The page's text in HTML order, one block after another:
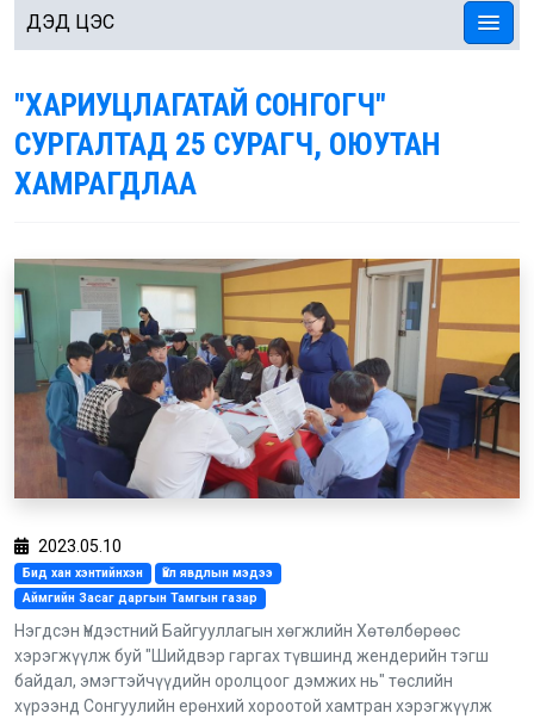
ДЭД ЦЭС
"ХАРИУЦЛАГАТАЙ СОНГОГЧ"
СУРГАЛТАД 25 СУРАГЧ, ОЮУТАН
ХАМРАГДЛАА
2023.05.10
Бид хан хэнтийнхэн
Үйл явдлын мэдээ
Аймгийн Засаг даргын Тамгын газар
Нэгдсэн Үндэстний Байгууллагын хөгжлийн Хөтөлбөрөөс
хэрэгжүүлж буй "Шийдвэр гаргах түвшинд жендерийн тэгш
байдал, эмэгтэйчүүдийн оролцоог дэмжих нь" төслийн
хүрээнд Сонгуулийн ерөнхий хороотой хамтран хэрэгжүүлж